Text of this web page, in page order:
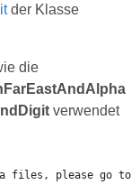
der Klasse
die
verwendet
files, please go to